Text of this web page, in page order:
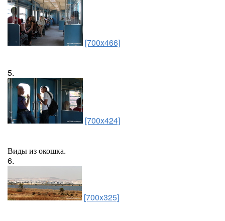
[700x466]
5.
[700x424]
Виды из окошка.
6.
[700x325]